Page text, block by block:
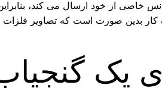
خاصی از خود ارسال می کند،
کار بدین صورت است که تصاویر
یک